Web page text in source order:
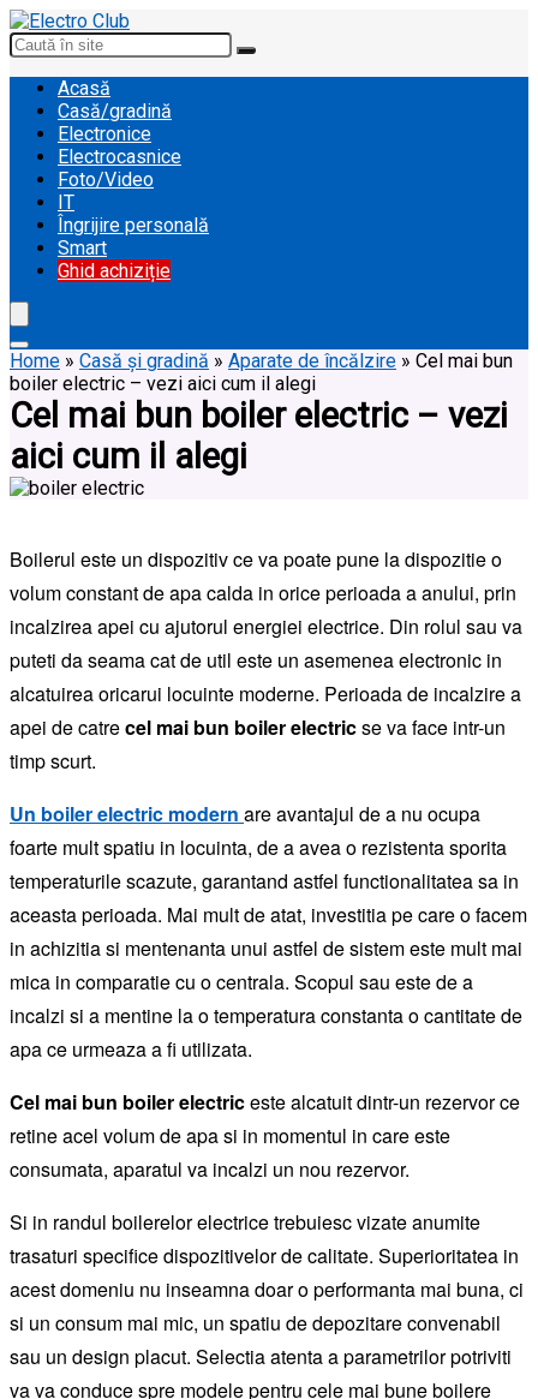
Acasă
Casă/gradină
Electronice
Electrocasnice
Foto/Video
IT
Îngrijire personală
Smart
Ghid achiziție
Home » Casă și gradină » Aparate de încălzire » Cel mai bun
boiler electric – vezi aici cum il alegi
Cel mai bun boiler electric – vezi
aici cum il alegi
Boilerul este un dispozitiv ce va poate pune la dispozitie o
volum constant de apa calda in orice perioada a anului, prin
incalzirea apei cu ajutorul energiei electrice. Din rolul sau va
puteti da seama cat de util este un asemenea electronic in
alcatuirea oricarui locuinte moderne. Perioada de incalzire a
apei de catrecel mai bun boiler electricse va face intr-un
timp scurt.
Un boiler electric modern are avantajul de a nu ocupa
foarte mult spatiu in locuinta, de a avea o rezistenta sporita
temperaturile scazute, garantand astfel functionalitatea sa in
aceasta perioada. Mai mult de atat, investitia pe care o facem
in achizitia si mentenanta unui astfel de sistem este mult mai
mica in comparatie cu o centrala. Scopul sau este de a
incalzi si a mentine la o temperatura constanta o cantitate de
apa ce urmeaza a fi utilizata.
Cel mai bun boiler electriceste alcatuit dintr-un rezervor ce
retine acel volum de apa si in momentul in care este
consumata, aparatul va incalzi un nou rezervor.
Si in randul boilerelor electrice trebuiesc vizate anumite
trasaturi specifice dispozitivelor de calitate. Superioritatea in
acest domeniu nu inseamna doar o performanta mai buna, ci
si un consum mai mic, un spatiu de depozitare convenabil
sau un design placut. Selectia atenta a parametrilor potriviti
va va conduce spre modele pentru cele mai bune boilere